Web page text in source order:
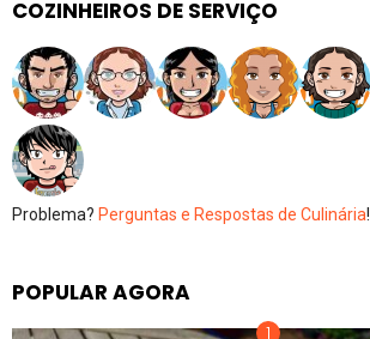
COZINHEIROS DE SERVIÇO
Problema? Perguntas e Respostas de Culinária!
POPULAR AGORA